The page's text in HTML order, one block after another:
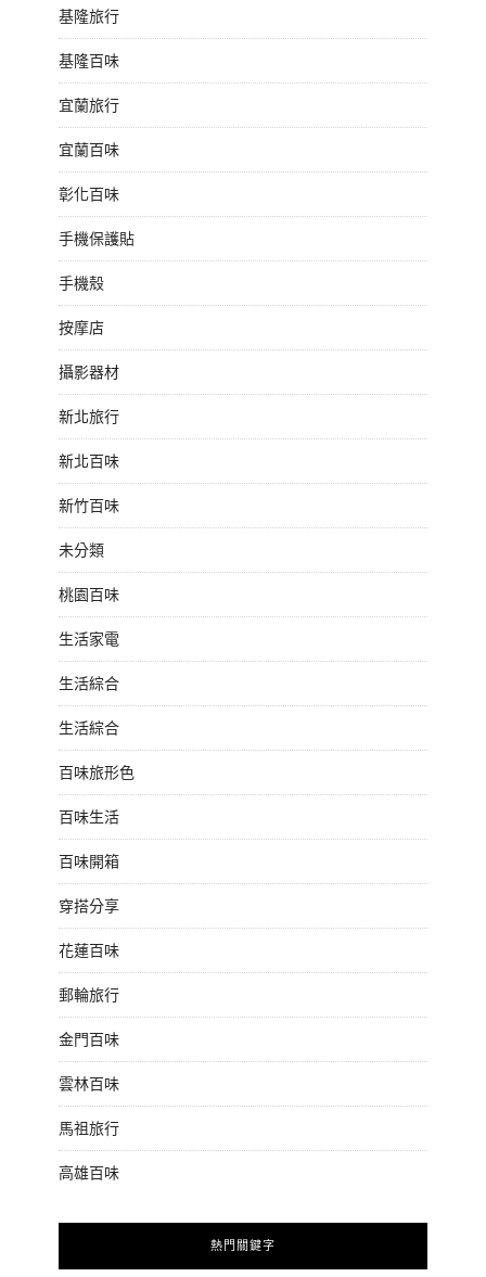
基隆旅行
基隆百味
宜蘭旅行
宜蘭百味
彰化百味
手機保護貼
手機殼
按摩店
攝影器材
新北旅行
新北百味
新竹百味
未分類
桃園百味
生活家電
生活綜合
生活綜合
百味旅形色
百味生活
百味開箱
穿搭分享
花蓮百味
郵輪旅行
金門百味
雲林百味
馬祖旅行
高雄百味
熱門關鍵字